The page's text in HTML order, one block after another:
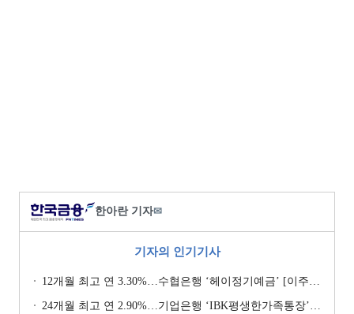
한아란 기자✉
기자의 인기기사
12개월 최고 연 3.30%…수협은행 ‘헤이정기예금’ [이주의 은행 예금금리-1월 2주]
24개월 최고 연 2.90%…기업은행 ‘IBK평생한가족통장’ [이주의 은행 예금금리-1월 2주]